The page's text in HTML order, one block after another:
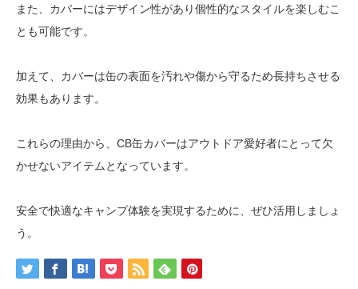
また、カバーにはデザイン性があり個性的なスタイルを楽しむこ
とも可能です。
加えて、カバーは缶の表面を汚れや傷から守るため長持ちさせる
効果もあります。
これらの理由から、CB缶カバーはアウトドア愛好者にとって欠
かせないアイテムとなっています。
安全で快適なキャンプ体験を実現するために、ぜひ活用しましょ
う。